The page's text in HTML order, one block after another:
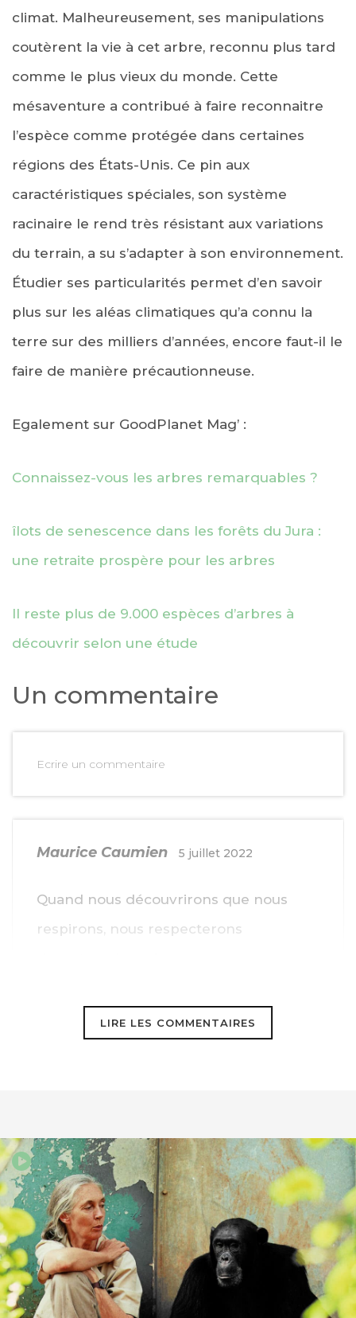
climat. Malheureusement, ses manipulations
coutèrent la vie à cet arbre, reconnu plus tard
comme le plus vieux du monde. Cette
mésaventure a contribué à faire reconnaitre
l’espèce comme protégée dans certaines
régions des États-Unis. Ce pin aux
caractéristiques spéciales, son système
racinaire le rend très résistant aux variations
du terrain, a su s’adapter à son environnement.
Étudier ses particularités permet d’en savoir
plus sur les aléas climatiques qu’a connu la
terre sur des milliers d’années, encore faut-il le
faire de manière précautionneuse.
Egalement sur GoodPlanet Mag’ :
Connaissez-vous les arbres remarquables ?
îlots de senescence dans les forêts du Jura :
une retraite prospère pour les arbres
Il reste plus de 9.000 espèces d’arbres à
découvrir selon une étude
Un commentaire
Ecrire un commentaire
Maurice Caumien 5 juillet 2022
Quand nous découvrirons que nous
respirons, nous respecterons
LIRE LES COMMENTAIRES